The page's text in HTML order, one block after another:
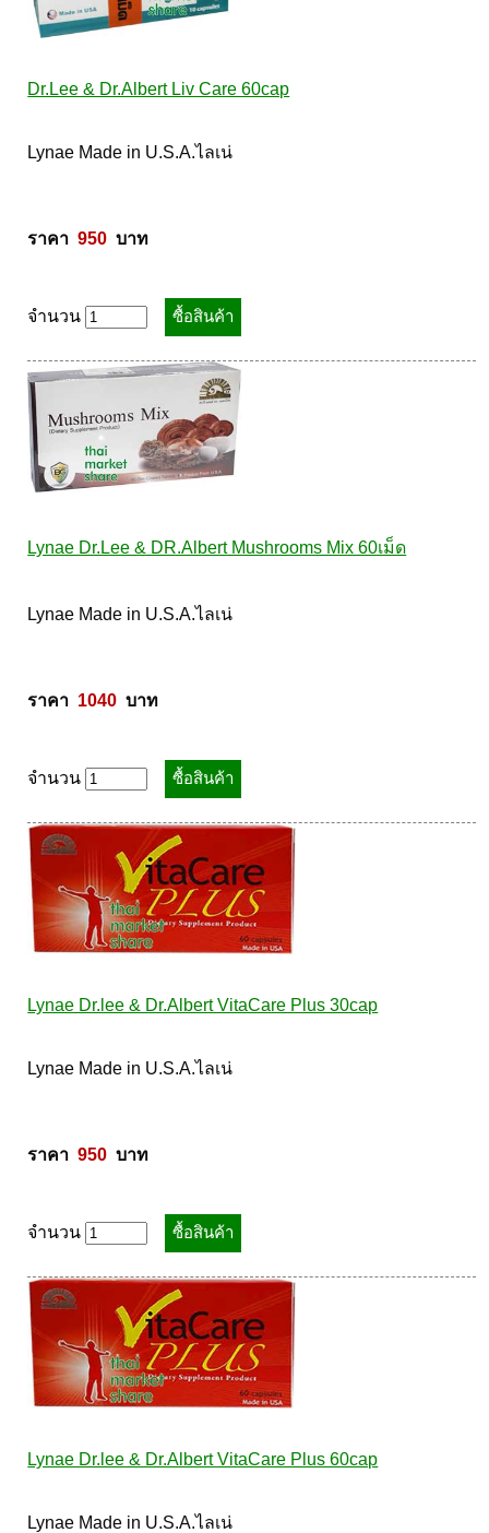
Dr.Lee & Dr.Albert Liv Care 60cap
Lynae Made in U.S.A.ไลเน่
ราคา 950
  บาท
จำนวน
Lynae Dr.Lee & DR.Albert Mushrooms Mix 60เม็ด
Lynae Made in U.S.A.ไลเน่
ราคา 1040
  บาท
จำนวน
Lynae Dr.lee & Dr.Albert VitaCare Plus 30cap
Lynae Made in U.S.A.ไลเน่
ราคา 950
  บาท
จำนวน
Lynae Dr.lee & Dr.Albert VitaCare Plus 60cap
Lynae Made in U.S.A.ไลเน่